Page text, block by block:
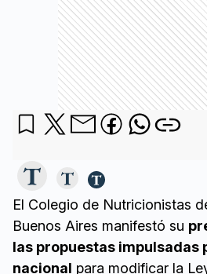
El Colegio de Nutricionistas
Buenos Aires manifestó su
las propuestas impulsadas
nacional para modificar la